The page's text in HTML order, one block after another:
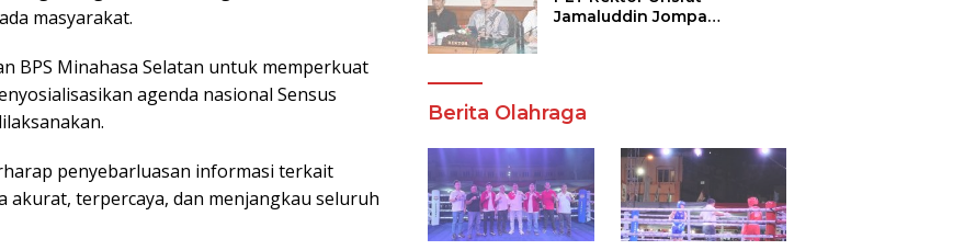
masyarakat.
BPS Minahasa Selatan untuk memperkuat
agenda nasional Sensus
penyebarluasan informasi terkait
akurat, terpercaya, dan menjangkau seluruh
Jamaluddin Jompa
Berita Olahraga